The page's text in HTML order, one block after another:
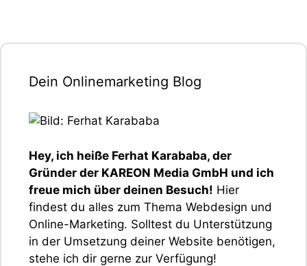
Dein Onlinemarketing Blog
Hey, ich heiße Ferhat Karababa, der
Gründer der KAREON Media GmbH und ich
freue mich über deinen Besuch! Hier
findest du alles zum Thema Webdesign und
Online-Marketing. Solltest du Unterstützung
in der Umsetzung deiner Website benötigen,
stehe ich dir gerne zur Verfügung!